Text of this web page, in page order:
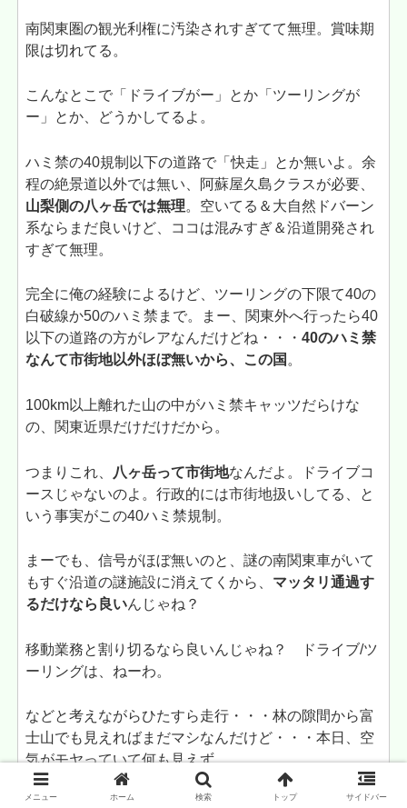
南関東圏の観光利権に汚染されすぎてて無理。賞味期
限は切れてる。
こんなとこで「ドライブがー」とか「ツーリングが
ー」とか、どうかしてるよ。
ハミ禁の40規制以下の道路で「快走」とか無いよ。余
程の絶景道以外では無い、阿蘇屋久島クラスが必要、
山梨側の八ヶ岳では無理。空いてる＆大自然ドバーン
系ならまだ良いけど、ココは混みすぎ＆沿道開発され
すぎて無理。
完全に俺の経験によるけど、ツーリングの下限て40の
白破線か50のハミ禁まで。まー、関東外へ行ったら40
以下の道路の方がレアなんだけどね・・・40のハミ禁
なんて市街地以外ほぼ無いから、この国 。
100km以上離れた山の中がハミ禁キャッツだらけな
の、関東近県だけだけだから。
つまりこれ、 八ヶ岳って市街地なんだよ。ドライブコ
ースじゃないのよ。行政的には市街地扱いしてる、と
いう事実がこの40ハミ禁規制。
まーでも、信号がほぼ無いのと、謎の南関東車がいて
もすぐ沿道の謎施設に消えてくから、 マッタリ通過す
るだけなら良いんじゃね？
移動業務と割り切るなら良いんじゃね？ ドライブ/ツ
ーリングは、ねーわ。
などと考えながらひたすら走行・・・林の隙間から富
士山でも見えればまだマシなんだけど・・・本日、空
気がモヤっていて何も見えず。
小淵沢の北側、原村方面へ県道を右折。 このあたりの
メニュー ホーム 検索 トップ サイドバー